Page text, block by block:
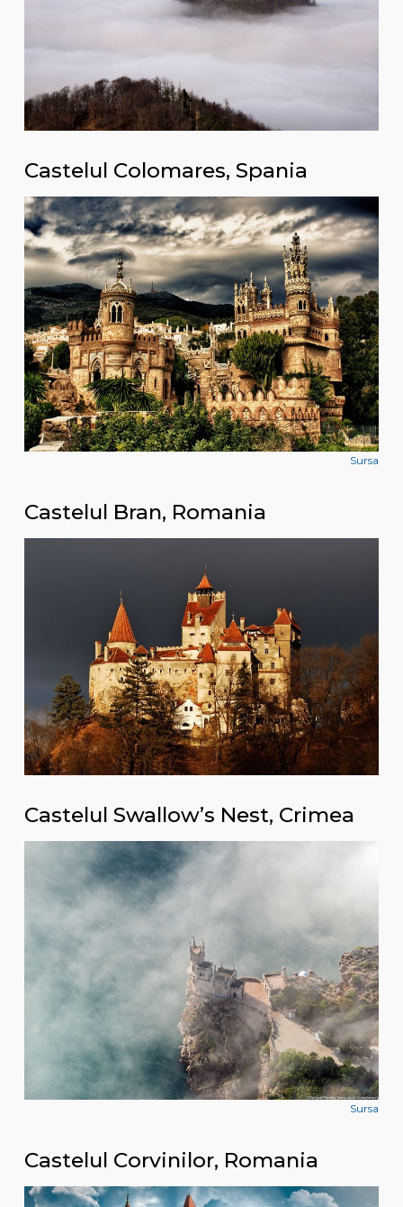
Castelul Colomares, Spania
Sursa
Castelul Bran, Romania
Castelul Swallow’s Nest, Crimea
Sursa
Castelul Corvinilor, Romania